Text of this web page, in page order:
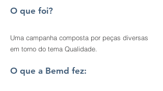
O que foi?
Uma campanha composta por peças diversas
em torno do tema Qualidade.
O que a Bemd fez: